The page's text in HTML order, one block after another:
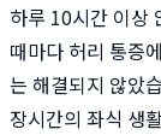
하루 10시간 이상
때마다 허리 통증
는 해결되지 않았
장시간의 좌식 생